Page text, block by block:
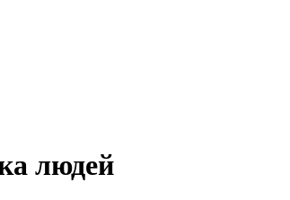
людей